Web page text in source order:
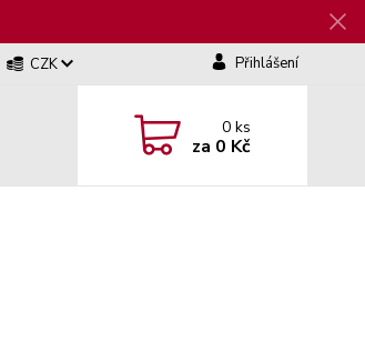
CZK Přihlášení
0ks
za 0 Kč